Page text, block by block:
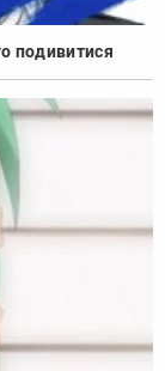
подивитися